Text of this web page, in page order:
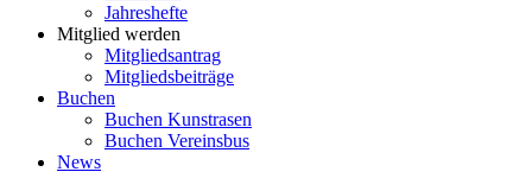
Jahreshefte
Mitglied werden
Mitgliedsantrag
Mitgliedsbeiträge
Buchen
Buchen Kunstrasen
Buchen Vereinsbus
News